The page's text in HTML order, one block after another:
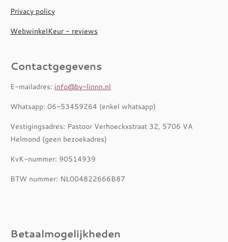
Privacy policy
WebwinkelKeur - reviews
Contactgegevens
E-mailadres: info@by-linnn.nl
Whatsapp: 06-53459264 (enkel whatsapp)
Vestigingsadres: Pastoor Verhoeckxstraat 32, 5706 VA
Helmond (geen bezoekadres)
KvK-nummer: 90514939
BTW nummer: NL004822666B87
Betaalmogelijkheden